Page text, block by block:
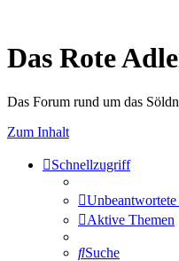
Das Rote
Das Forum rund um das
Zum Inhalt
Schnellzugriff
Unbeantwortete
Aktive Themen
Suche